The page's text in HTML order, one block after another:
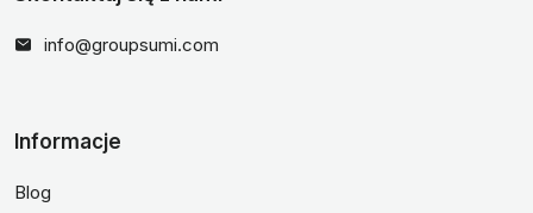
info@groupsumi.com
Informacje
Blog